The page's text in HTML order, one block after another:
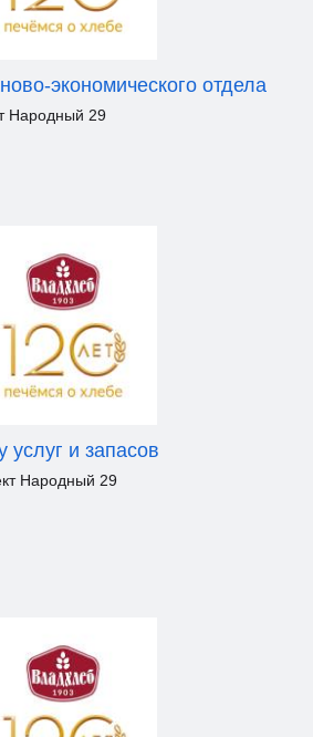
экономического отдела
Народный 29
услуг и запасов
Народный 29